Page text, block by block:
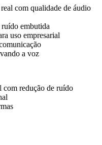
com qualidade de áudio
embutida
uso empresarial
a voz
com redução de ruído